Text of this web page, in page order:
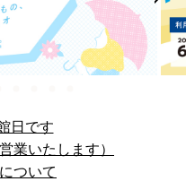
日です
業いたします）
ついて